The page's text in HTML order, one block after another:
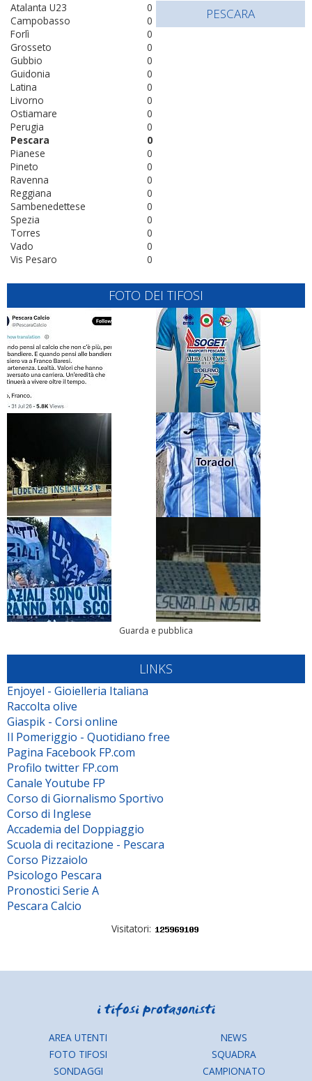
0
Atalanta U23
0
Campobasso
0
Forlì
0
Grosseto
0
Gubbio
0
Guidonia
0
Latina
0
Livorno
0
Ostiamare
0
Perugia
0
Pescara
0
Pianese
0
Pineto
0
Ravenna
0
Reggiana
0
Sambenedettese
0
Spezia
0
Torres
0
Vado
0
Vis Pesaro
PESCARA
FOTO DEI TIFOSI
Guarda e pubblica
LINKS
Enjoyel - Gioielleria Italiana
Raccolta olive
Giaspik - Corsi online
Il Pomeriggio - Quotidiano free
Pagina Facebook FP.com
Profilo twitter FP.com
Canale Youtube FP
Corso di Giornalismo Sportivo
Corso di Inglese
Accademia del Doppiaggio
Scuola di recitazione - Pescara
Corso Pizzaiolo
Psicologo Pescara
Pronostici Serie A
Pescara Calcio
Visitatori:
AREA UTENTI
FOTO TIFOSI
SONDAGGI
NEWS
SQUADRA
CAMPIONATO